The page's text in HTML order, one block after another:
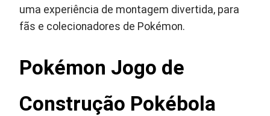
uma experiência de montagem divertida, para
fãs e colecionadores de Pokémon.
Pokémon Jogo de
Construção Pokébola